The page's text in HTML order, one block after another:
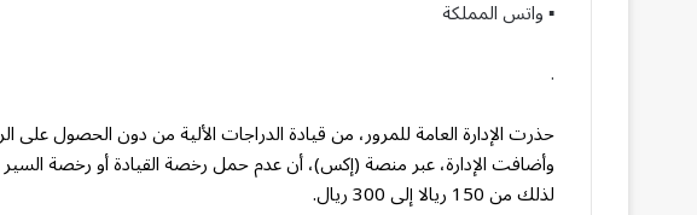
▪︎ واتس المملكة
.
حذرت الإدارة العامة للمرور، من قيادة الدراجات الألية من دون الحصول على
وأضافت الإدارة، عبر منصة (إكس)، أن عدم حمل رخصة القيادة أو رخصة السير
لذلك من 150 ريالا إلى 300 ريال.